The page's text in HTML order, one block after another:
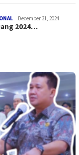
December 31, 2024
2024…